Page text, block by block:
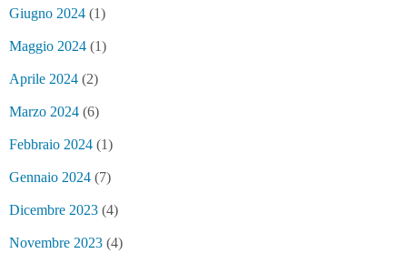
Giugno 2024 (1)
Maggio 2024 (1)
Aprile 2024 (2)
Marzo 2024 (6)
Febbraio 2024 (1)
Gennaio 2024 (7)
Dicembre 2023 (4)
Novembre 2023 (4)